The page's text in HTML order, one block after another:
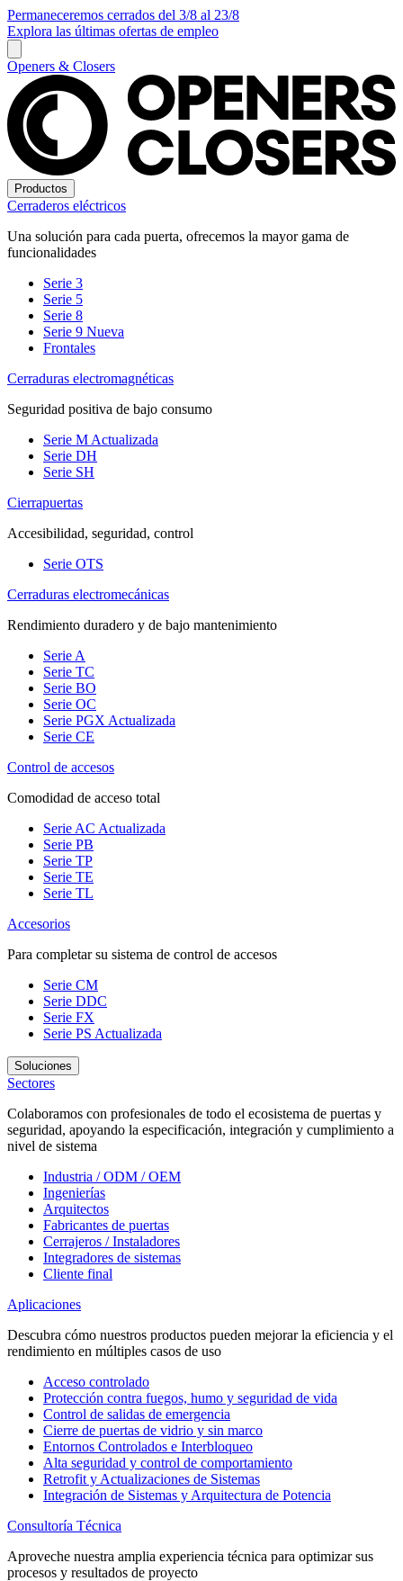
Permaneceremos cerrados del 3/8 al 23/8
Explora las últimas ofertas de empleo
Openers & Closers
Productos
Cerraderos eléctricos
Una solución para cada puerta, ofrecemos la mayor gama de
funcionalidades
Serie 3
Serie 5
Serie 8
Serie 9 Nueva
Frontales
Cerraduras electromagnéticas
Seguridad positiva de bajo consumo
Serie M Actualizada
Serie DH
Serie SH
Cierrapuertas
Accesibilidad, seguridad, control
Serie OTS
Cerraduras electromecánicas
Rendimiento duradero y de bajo mantenimiento
Serie A
Serie TC
Serie BO
Serie OC
Serie PGX Actualizada
Serie CE
Control de accesos
Comodidad de acceso total
Serie AC Actualizada
Serie PB
Serie TP
Serie TE
Serie TL
Accesorios
Para completar su sistema de control de accesos
Serie CM
Serie DDC
Serie FX
Serie PS Actualizada
Soluciones
Sectores
Colaboramos con profesionales de todo el ecosistema de puertas y
seguridad, apoyando la especificación, integración y cumplimiento a
nivel de sistema
Industria / ODM / OEM
Ingenierías
Arquitectos
Fabricantes de puertas
Cerrajeros / Instaladores
Integradores de sistemas
Cliente final
Aplicaciones
Descubra cómo nuestros productos pueden mejorar la eficiencia y el
rendimiento en múltiples casos de uso
Acceso controlado
Protección contra fuegos, humo y seguridad de vida
Control de salidas de emergencia
Cierre de puertas de vidrio y sin marco
Entornos Controlados e Interbloqueo
Alta seguridad y control de comportamiento
Retrofit y Actualizaciones de Sistemas
Integración de Sistemas y Arquitectura de Potencia
Consultoría Técnica
Aproveche nuestra amplia experiencia técnica para optimizar sus
procesos y resultados de proyecto